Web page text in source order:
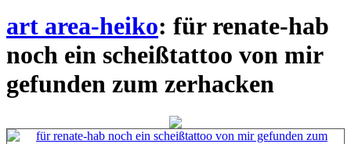
art area-heiko: für renate-hab
noch ein scheißtattoo von mir
gefunden zum zerhacken